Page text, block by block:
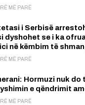
MË PARË
i Serbisë
dyshohet se i ka
në këmbim të
MË PARË
Hormuzi nuk do
e qëndrimit
MË PARË